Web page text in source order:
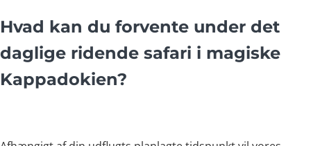
Hvad kan du forvente under det
daglige ridende safari i magiske
Kappadokien?